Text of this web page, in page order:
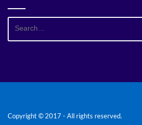
Search
Copyright © 2017 - All rights reserved.